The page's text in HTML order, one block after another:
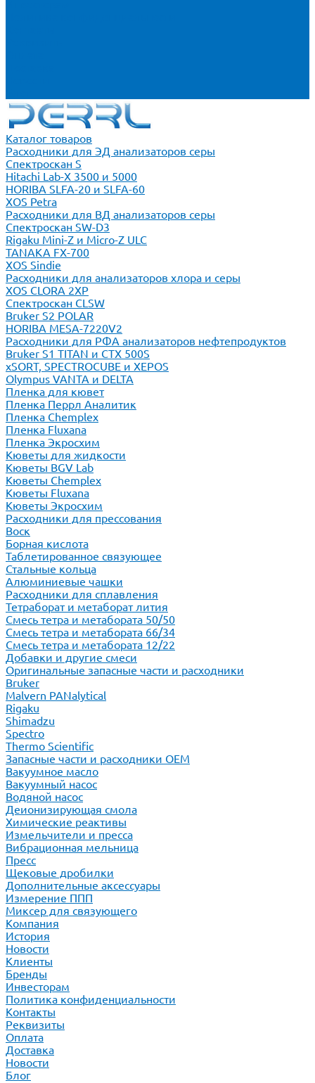
Каталог товаров
Расходники для ЭД анализаторов серы
Спектроскан S
Hitachi Lab-X 3500 и 5000
HORIBA SLFA-20 и SLFA-60
XOS Petra
Расходники для ВД анализаторов серы
Спектроскан SW-D3
Rigaku Mini-Z и Micro-Z ULC
TANAKA FX-700
XOS Sindie
Расходники для анализаторов хлора и серы
XOS CLORA 2XP
Спектроскан CLSW
Bruker S2 POLAR
HORIBA MESA-7220V2
Расходники для РФА анализаторов нефтепродуктов
Bruker S1 TITAN и CTX 500S
xSORT, SPECTROCUBE и XEPOS
Olympus VANTA и DELTA
Пленка для кювет
Пленка Перрл Аналитик
Пленка Chemplex
Пленка Fluxana
Пленка Экросхим
Кюветы для жидкости
Кюветы BGV Lab
Кюветы Chemplex
Кюветы Fluxana
Кюветы Экросхим
Расходники для прессования
Воск
Борная кислота
Таблетированное связующее
Стальные кольца
Алюминиевые чашки
Расходники для сплавления
Тетраборат и метаборат лития
Смесь тетра и метабората 50/50
Смесь тетра и метабората 66/34
Смесь тетра и метабората 12/22
Добавки и другие смеси
Оригинальные запасные части и расходники
Bruker
Malvern PANalytical
Rigaku
Shimadzu
Spectro
Thermo Scientific
Запасные части и расходники ОЕМ
Вакуумное масло
Вакуумный насос
Водяной насос
Деионизирующая смола
Химические реактивы
Измельчители и пресса
Вибрационная мельница
Пресс
Щековые дробилки
Дополнительные аксессуары
Измерение ППП
Миксер для связующего
Компания
История
Новости
Клиенты
Бренды
Инвесторам
Политика конфиденциальности
Контакты
Реквизиты
Оплата
Доставка
Новости
Блог